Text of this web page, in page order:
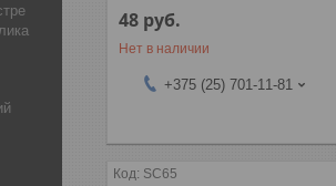
48 руб.
Нет в наличии
+375 (25) 701-11-81
SC65